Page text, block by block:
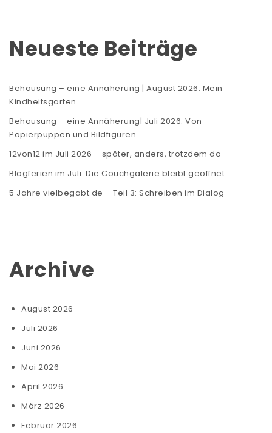
Neueste Beiträge
Behausung – eine Annäherung | August 2026: Mein
Kindheitsgarten
Behausung – eine Annäherung| Juli 2026: Von
Papierpuppen und Bildfiguren
12von12 im Juli 2026 – später, anders, trotzdem da
Blogferien im Juli: Die Couchgalerie bleibt geöffnet
5 Jahre vielbegabt.de – Teil 3: Schreiben im Dialog
Archive
August 2026
Juli 2026
Juni 2026
Mai 2026
April 2026
März 2026
Februar 2026